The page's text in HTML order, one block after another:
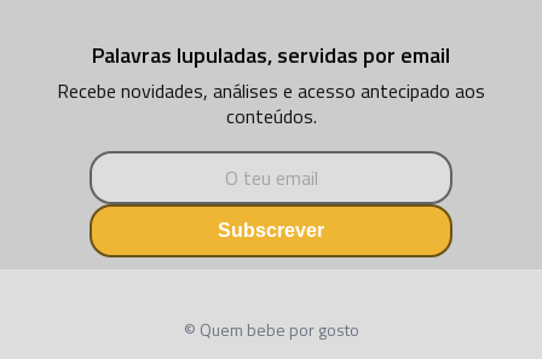
Palavras lupuladas, servidas por email
Recebe novidades, análises e acesso antecipado aos
conteúdos.
Subscrever
© Quem bebe por gosto